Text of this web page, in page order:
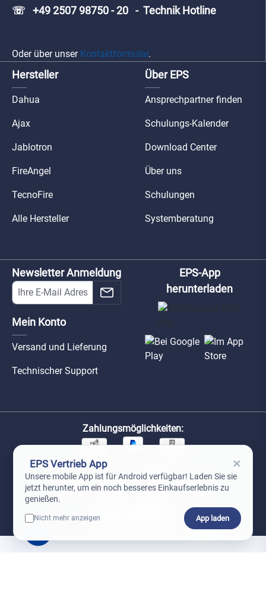
☏ +49 2507 98750 - 20 - Technik Hotline
Oder über unser Kontaktformular.
Hersteller
Dahua
Ajax
Jablotron
FireAngel
TecnoFire
Alle Hersteller
Über EPS
Ansprechpartner finden
Schulungs-Kalender
Download Center
Über uns
Schulungen
Systemberatung
Newsletter Anmeldung
Mein Konto
Versand und Lieferung
Technischer Support
EPS-App
herunterladen
Zahlungsmöglichkeiten:
Unsere Versandpartner:
EPS Vertrieb App ×
Unsere mobile App ist für Android verfügbar! Laden Sie sie
jetzt herunter, um ein noch besseres Einkaufserlebnis zu
genießen.
Nicht mehr anzeigen App laden